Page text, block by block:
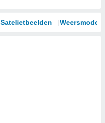
Satelietbeelden